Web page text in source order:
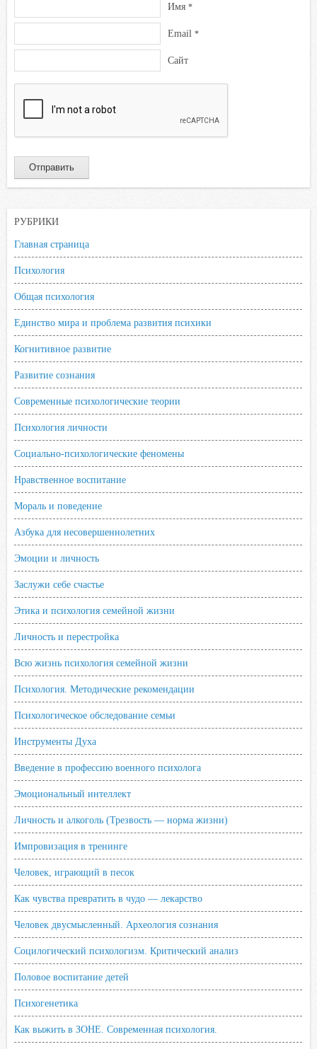
Имя *
Email *
Сайт
РУБРИКИ
Главная страница
Психология
Общая психология
Единство мира и проблема развития психики
Когнитивное развитие
Развитие сознания
Современные психологические теории
Психология личности
Социально-психологические феномены
Нравственное воспитание
Мораль и поведение
Азбука для несовершеннолетних
Эмоции и личность
Заслужи себе счастье
Этика и психология семейной жизни
Личность и перестройка
Всю жизнь психология семейной жизни
Психология. Методические рекомендации
Психологическое обследование семьи
Инструменты Духа
Введение в профессию военного психолога
Эмоциональный интеллект
Личность и алкоголь (Трезвость — норма жизни)
Импровизация в тренинге
Человек, играющий в песок
Как чувства превратить в чудо — лекарство
Человек двусмысленный. Археология сознания
Социлогический психологизм. Критический анализ
Половое воспитание детей
Психогенетика
Как выжить в ЗОНЕ. Современная психология.